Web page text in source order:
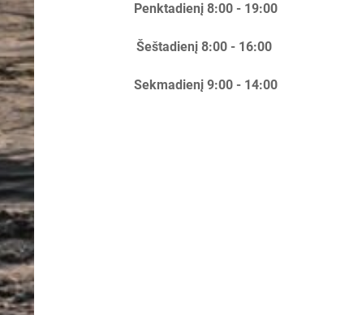
Penktadienį 8:00 - 19:00
Šeštadienį 8:00 - 16:00
Sekmadienį 9:00 - 14:00